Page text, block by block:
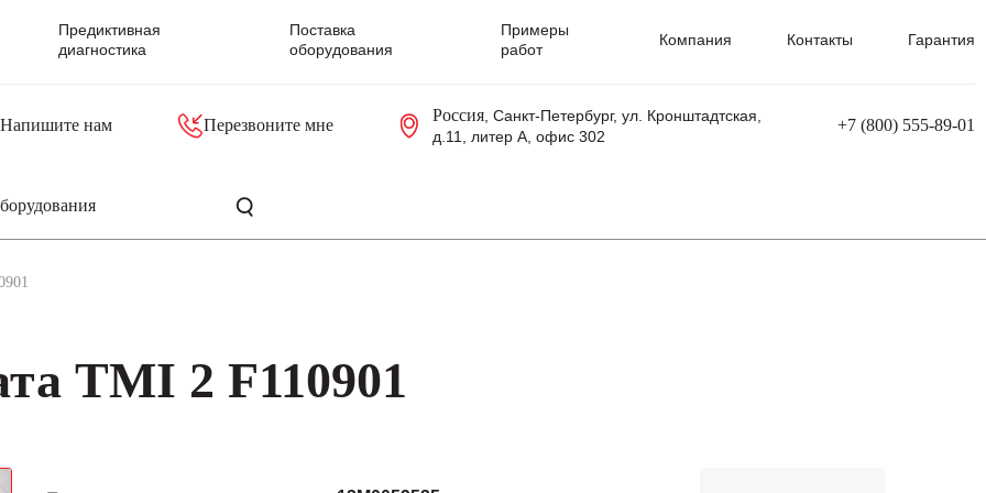
Предиктивная
диагностика
Поставка
оборудования
Примеры
работ
Компания Контакты Гарантия
Напишите нам Перезвоните мне
Россия, Санкт-Петербург, ул. Кронштадтская,
д.11, литер А, офис 302
+7 (800) 555-89-01
TMI 2 F110901